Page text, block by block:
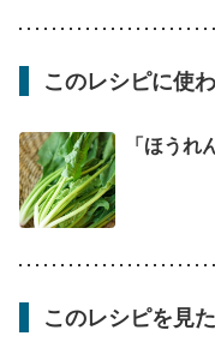
このレシピに使
「ほう
このレシピを見